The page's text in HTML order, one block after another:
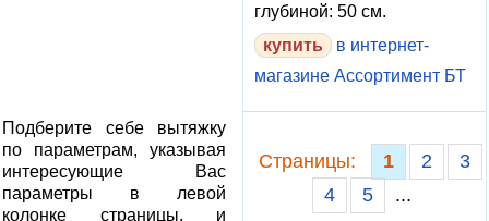
глубиной: 50 см.
в интернет-
магазине Ассортимент БТ
Cтраницы: 1 2
3
4
5
...
Подберите себе вытяжку
по параметрам, указывая
интересующие Вас
параметры в левой
колонке страницы, и